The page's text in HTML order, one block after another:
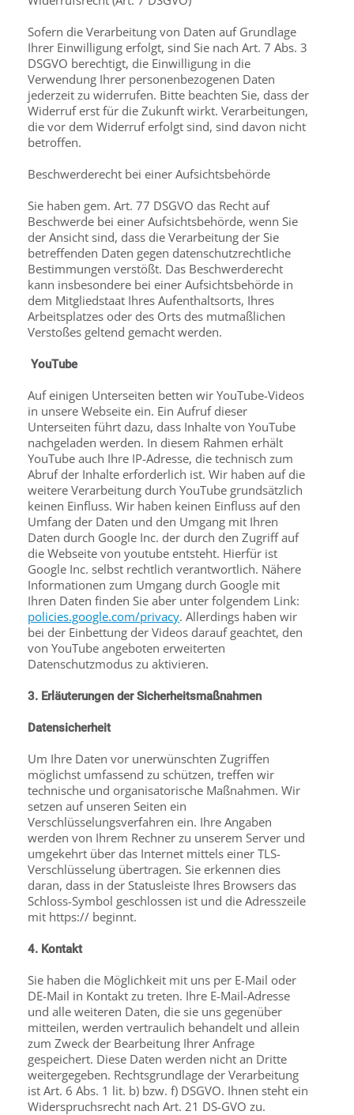
Sofern die Verarbeitung von Daten auf Grundlage
Ihrer Einwilligung erfolgt, sind Sie nach Art. 7 Abs. 3
DSGVO berechtigt, die Einwilligung in die
Verwendung Ihrer personenbezogenen Daten
jederzeit zu widerrufen. Bitte beachten Sie, dass der
Widerruf erst für die Zukunft wirkt. Verarbeitungen,
die vor dem Widerruf erfolgt sind, sind davon nicht
betroffen.
Beschwerderecht bei einer Aufsichtsbehörde
Sie haben gem. Art. 77 DSGVO das Recht auf
Beschwerde bei einer Aufsichtsbehörde, wenn Sie
der Ansicht sind, dass die Verarbeitung der Sie
betreffenden Daten gegen datenschutzrechtliche
Bestimmungen verstößt. Das Beschwerderecht
kann insbesondere bei einer Aufsichtsbehörde in
dem Mitgliedstaat Ihres Aufenthaltsorts, Ihres
Arbeitsplatzes oder des Orts des mutmaßlichen
Verstoßes geltend gemacht werden.
YouTube
Auf einigen Unterseiten betten wir YouTube-Videos
in unsere Webseite ein. Ein Aufruf dieser
Unterseiten führt dazu, dass Inhalte von YouTube
nachgeladen werden. In diesem Rahmen erhält
YouTube auch Ihre IP-Adresse, die technisch zum
Abruf der Inhalte erforderlich ist. Wir haben auf die
weitere Verarbeitung durch YouTube grundsätzlich
keinen Einfluss. Wir haben keinen Einfluss auf den
Umfang der Daten und den Umgang mit Ihren
Daten durch Google Inc. der durch den Zugriff auf
die Webseite von youtube entsteht. Hierfür ist
Google Inc. selbst rechtlich verantwortlich. Nähere
Informationen zum Umgang durch Google mit
Ihren Daten finden Sie aber unter folgendem Link:
policies.google.com/privacy. Allerdings haben wir
bei der Einbettung der Videos darauf geachtet, den
von YouTube angeboten erweiterten
Datenschutzmodus zu aktivieren.
3. Erläuterungen der Sicherheitsmaßnahmen
Datensicherheit
Um Ihre Daten vor unerwünschten Zugriffen
möglichst umfassend zu schützen, treffen wir
technische und organisatorische Maßnahmen. Wir
setzen auf unseren Seiten ein
Verschlüsselungsverfahren ein. Ihre Angaben
werden von Ihrem Rechner zu unserem Server und
umgekehrt über das Internet mittels einer TLS-
Verschlüsselung übertragen. Sie erkennen dies
daran, dass in der Statusleiste Ihres Browsers das
Schloss-Symbol geschlossen ist und die Adresszeile
mit https:// beginnt.
4. Kontakt
Sie haben die Möglichkeit mit uns per E-Mail oder
DE-Mail in Kontakt zu treten. Ihre E-Mail-Adresse
und alle weiteren Daten, die sie uns gegenüber
mitteilen, werden vertraulich behandelt und allein
zum Zweck der Bearbeitung Ihrer Anfrage
gespeichert. Diese Daten werden nicht an Dritte
weitergegeben. Rechtsgrundlage der Verarbeitung
ist Art. 6 Abs. 1 lit. b) bzw. f) DSGVO. Ihnen steht ein
Widerspruchsrecht nach Art. 21 DS-GVO zu.